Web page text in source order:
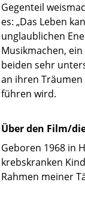
Gegenteil
es: „Das Leben
unglaublichen
Musikmachen,
beiden sehr
an ihren
führen wird.
Über den Film/
Geboren 1968 in
krebskranken
Rahmen meiner